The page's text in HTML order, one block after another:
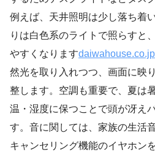
例えば、天井照明は少し落ち着
りは白色系のライトで照らすと
やすくなりますdaiwahouse.co.jp
然光を取り入れつつ、画面に映
整します。空調も重要で、夏は
温・湿度に保つことで頭が冴え
す。音に関しては、家族の生活
キャンセリング機能のイヤホン